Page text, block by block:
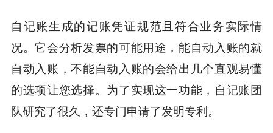
自记账生成的记账凭证规范且符合业务实际情
况。它会分析发票的可能用途，能自动入账的就
自动入账，不能自动入账的会给出几个直观易懂
的选项让您选择。为了实现这一功能，自记账团
队研究了很久，还专门申请了发明专利。